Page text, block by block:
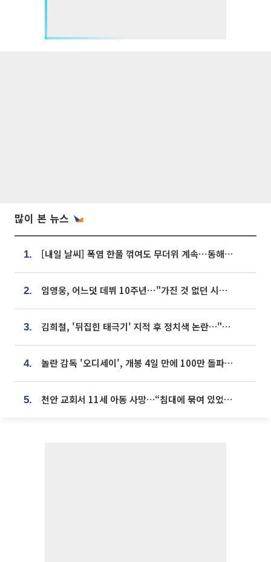
많이 본 뉴스
1. [내일 날씨] 폭염 한풀 꺾여도 무더위 계속⋯동해안 이틀 연속 비
2. 임영웅, 어느덧 데뷔 10주년⋯"가진 것 없던 시절, 내 앞엔 20명의 팬뿐"
3. 김희철, '뒤집힌 태극기' 지적 후 정치색 논란…"좌우 떠나 우리나라 국기"
4. 놀란 감독 '오디세이', 개봉 4일 만에 100만 돌파⋯'왕사남' 보다 빠르다
5. 천안 교회서 11세 아동 사망…“침대에 묶여 있었다” 진술 확보